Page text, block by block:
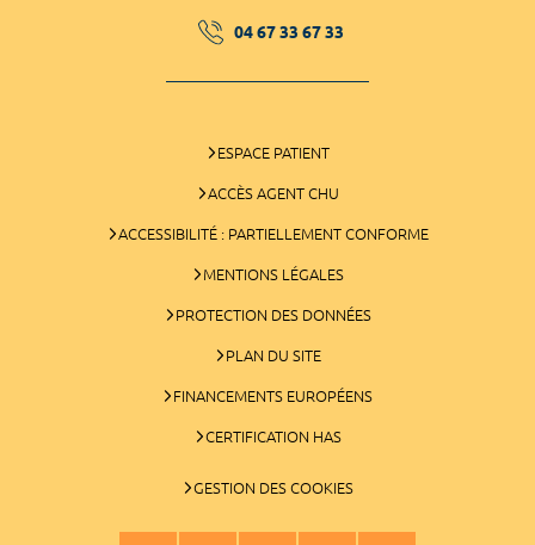
04 67 33 67 33
ESPACE PATIENT
ACCÈS AGENT CHU
ACCESSIBILITÉ : PARTIELLEMENT CONFORME
MENTIONS LÉGALES
PROTECTION DES DONNÉES
PLAN DU SITE
FINANCEMENTS EUROPÉENS
CERTIFICATION HAS
GESTION DES COOKIES